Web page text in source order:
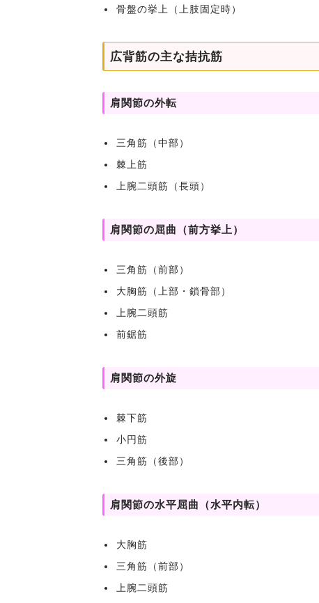
骨盤の挙上（上肢固定時）
広背筋の主な拮抗筋
肩関節の外転
三角筋（中部）
棘上筋
上腕二頭筋（長頭）
肩関節の屈曲（前方挙上）
三角筋（前部）
大胸筋（上部・鎖骨部）
上腕二頭筋
前鋸筋
肩関節の外旋
棘下筋
小円筋
三角筋（後部）
肩関節の水平屈曲（水平内転）
大胸筋
三角筋（前部）
上腕二頭筋